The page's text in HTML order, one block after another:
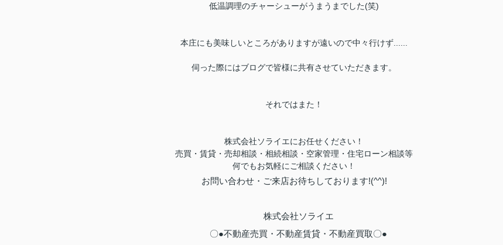
低温調理のチャーシューがうまうまでした(笑)
本庄にも美味しいところがありますが遠いので中々行けず......
伺った際にはブログで皆様に共有させていただきます。
それではまた！
株式会社ソライエにお任せください！
売買・賃貸・売却相談・相続相談・ 空家管理・住宅ローン相談等
何でもお気軽にご相談ください！
お問い合わせ・ご来店お待ちしております!(^^)!
株式会社ソライエ
〇●不動産売買・不動産賃貸・不動産買取〇●